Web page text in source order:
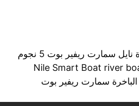
نايل سمارت ريفير بوت 5 نجوم
Nile Smart Boat river
الباخرة سمارت ريفير بوت